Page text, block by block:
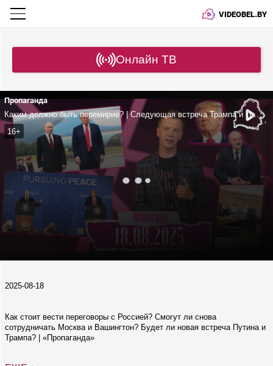
VIDEOBEL.BY
Онлайн ТВ
Пропаганда
Каким должно быть перемирие? | Следующая встреча Трампа и Путина должна пройти в Минске? | ЕС – катализатор украинского конфликта?
16+
2025-08-18
Как стоит вести переговоры с Россией? Смогут ли снова
сотрудничать Москва и Вашингтон? Будет ли новая встреча Путина и
Трампа? | «Пропаганда»